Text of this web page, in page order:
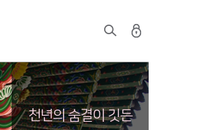
천년의 숨결이 깃든